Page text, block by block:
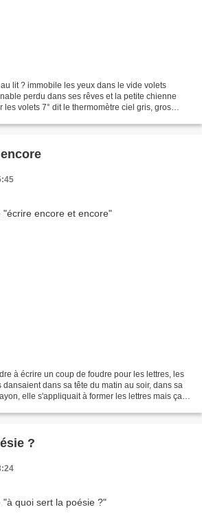
lit ? immobile les yeux dans le vide volets
perdu dans ses rêves et la petite chienne
les volets 7° dit le thermomètre ciel gris, gros
à écrire un coup de foudre pour les lettres, les
dans sa tête du matin au soir, dans sa
elle s'appliquait à former les lettres mais ça
?